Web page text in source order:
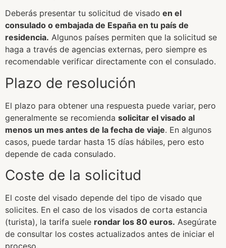
Deberás presentar tu solicitud de visado en el
consulado o embajada de España en tu país de
residencia. Algunos países permiten que la solicitud se
haga a través de agencias externas, pero siempre es
recomendable verificar directamente con el consulado.
Plazo de resolución
El plazo para obtener una respuesta puede variar, pero
generalmente se recomienda solicitar el visado al
menos un mes antes de la fecha de viaje. En algunos
casos, puede tardar hasta 15 días hábiles, pero esto
depende de cada consulado.
Coste de la solicitud
El coste del visado depende del tipo de visado que
solicites. En el caso de los visados de corta estancia
(turista), la tarifa suele rondar los 80 euros. Asegúrate
de consultar los costes actualizados antes de iniciar el